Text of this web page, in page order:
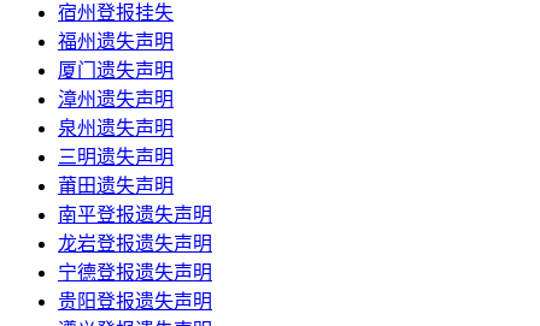
宿州登报挂失
福州遗失声明
厦门遗失声明
漳州遗失声明
泉州遗失声明
三明遗失声明
莆田遗失声明
南平登报遗失声明
龙岩登报遗失声明
宁德登报遗失声明
贵阳登报遗失声明